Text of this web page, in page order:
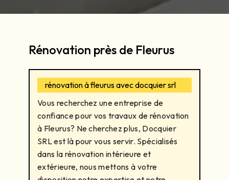
Rénovation près de Fleurus
rénovation à fleurus avec docquier srl
Vous recherchez une entreprise de
confiance pour vos travaux de rénovation
à Fleurus? Ne cherchez plus, Docquier
SRL est là pour vous servir. Spécialisés
dans la rénovation intérieure et
extérieure, nous mettons à votre